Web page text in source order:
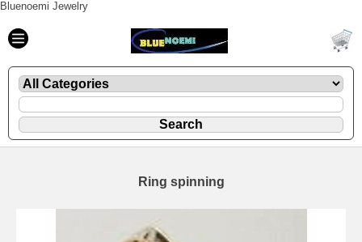
Bluenoemi Jewelry
Ring spinning